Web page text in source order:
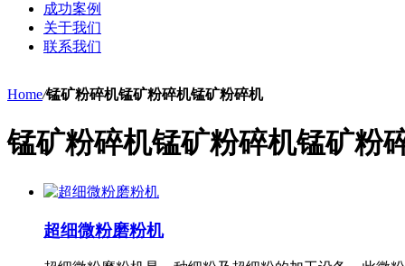
成功案例
关于我们
联系我们
Home/锰矿粉碎机锰矿粉碎机锰矿粉碎机
锰矿粉碎机锰矿粉碎机锰矿粉
超细微粉磨粉机